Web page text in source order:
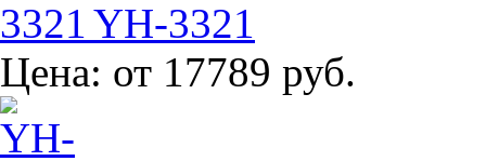
YH-3321
Цена: от 17789 руб.